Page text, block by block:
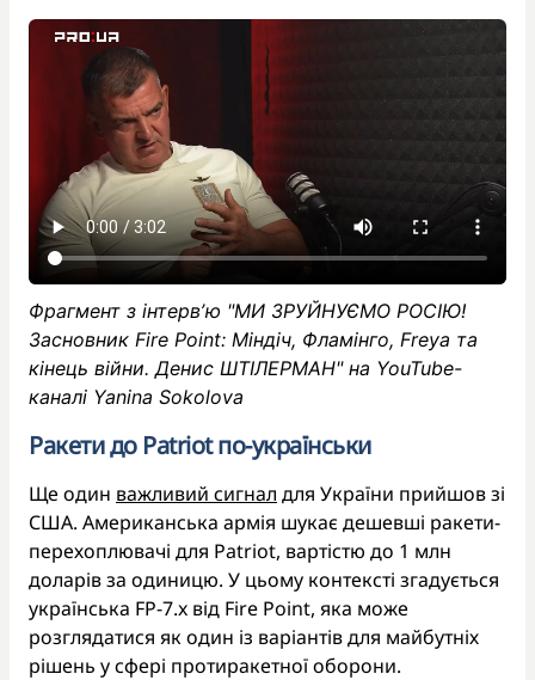
Фрагмент з інтервʼю "МИ ЗРУЙНУЄМО РОСІЮ!
Засновник Fire Point: Міндіч, Фламінго, Freya та
кінець війни. Денис ШТІЛЕРМАН" на YouTube-
каналі Yanina Sokolova
Ракети до Patriot по-українськи
Ще один важливий сигнал для України прийшов зі
США. Американська армія шукає дешевші ракети-
перехоплювачі для Patriot, вартістю до 1 млн
доларів за одиницю. У цьому контексті згадується
українська FP-7.x від Fire Point, яка може
розглядатися як один із варіантів для майбутніх
рішень у сфері протиракетної оборони.